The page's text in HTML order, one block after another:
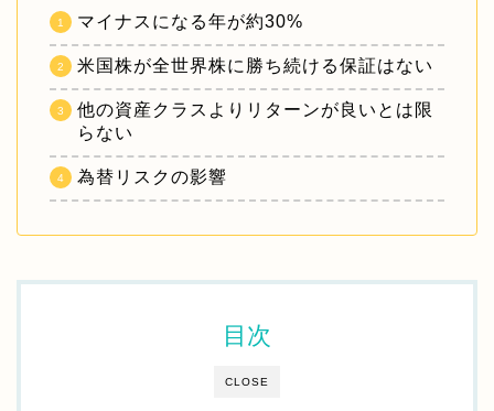
マイナスになる年が約30%
米国株が全世界株に勝ち続ける保証はない
他の資産クラスよりリターンが良いとは限
らない
為替リスクの影響
CLOSE
目次